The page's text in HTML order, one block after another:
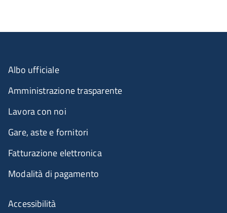
Albo ufficiale
Amministrazione trasparente
Lavora con noi
Gare, aste e fornitori
Fatturazione elettronica
Modalità di pagamento
Accessibilità